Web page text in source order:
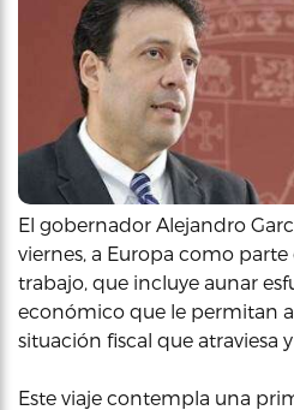
El gobernador Alejandro
viernes, a Europa como
trabajo, que incluye aunar
económico que le permitan
situación fiscal que atraviesa
Este viaje contempla una